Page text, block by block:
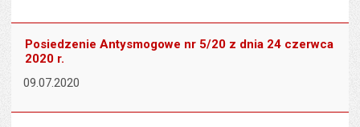
Posiedzenie Antysmogowe nr 5/20 z dnia 24 czerwca
2020 r.
09.07.2020